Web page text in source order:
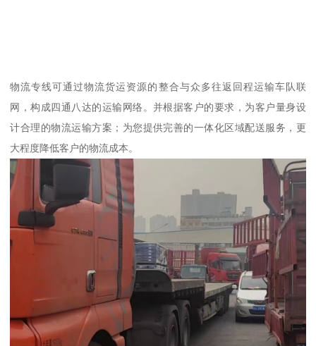
物流专线可通过物流货运资源的整合与众多往返回程运输车队联
网，构成四通八达的运输网络。并根据客户的要求，为客户量身设
计合理的物流运输方案；为您提供完善的一体化区域配送服务，更
大程度降低客户的物流成本。